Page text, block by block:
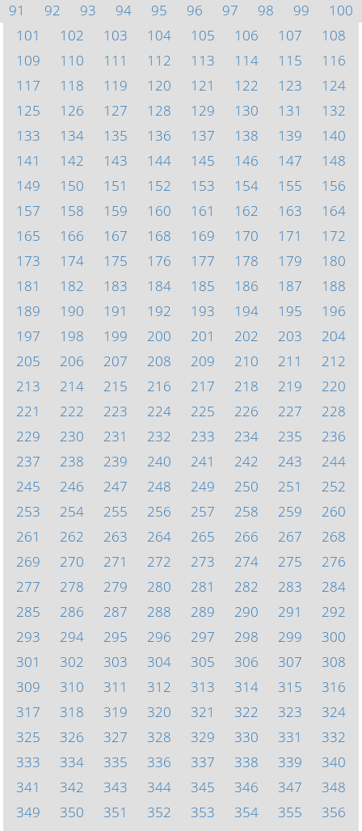
91
92 93 94 95 96 97 98 99
100
101
102 103 104 105 106 107
108
109
110 111 112 113 114 115
116
117
118 119 120 121 122 123
124
125
126 127 128 129 130 131
132
133
134 135 136 137 138 139
140
141
142 143 144 145 146 147
148
149
150 151 152 153 154 155
156
157
158 159 160 161 162 163
164
165
166 167 168 169 170 171
172
173
174 175 176 177 178 179
180
181
182 183 184 185 186 187
188
189
190 191 192 193 194 195
196
197
198 199 200 201 202 203
204
205
206 207 208 209 210 211
212
213
214 215 216 217 218 219
220
221
222 223 224 225 226 227
228
229
230 231 232 233 234 235
236
237
238 239 240 241 242 243
244
245
246 247 248 249 250 251
252
253
254 255 256 257 258 259
260
261
262 263 264 265 266 267
268
269
270 271 272 273 274 275
276
277
278 279 280 281 282 283
284
285
286 287 288 289 290 291
292
293
294 295 296 297 298 299
300
301
302 303 304 305 306 307
308
309
310 311 312 313 314 315
316
317
318 319 320 321 322 323
324
325
326 327 328 329 330 331
332
333
334 335 336 337 338 339
340
341
342 343 344 345 346 347
348
349
350 351 352 353 354 355
356